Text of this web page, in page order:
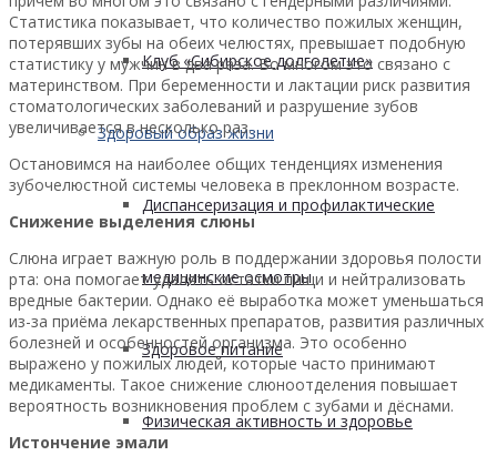
Клуб «Сибирское долголетие»
Здоровый образ жизни
Диспансеризация и профилактические
медицинские осмотры
Здоровое питание
Физическая активность и здоровье
Статистика показывает, что количество пожилых женщин,
потерявших зубы на обеих челюстях, превышает подобную
статистику у мужчин в два раза. Во многом это связано с
материнством. При беременности и лактации риск развития
стоматологических заболеваний и разрушение зубов
увеличивается в несколько раз.
Остановимся на наиболее общих тенденциях изменения
зубочелюстной системы человека в преклонном возрасте.
Снижение выделения слюны
Слюна играет важную роль в поддержании здоровья полости
рта: она помогает удалять остатки пищи и нейтрализовать
вредные бактерии. Однако её выработка может уменьшаться
из-за приёма лекарственных препаратов, развития различных
болезней и особенностей организма. Это особенно
выражено у пожилых людей, которые часто принимают
медикаменты. Такое снижение слюноотделения повышает
вероятность возникновения проблем с зубами и дёснами.
Истончение эмали